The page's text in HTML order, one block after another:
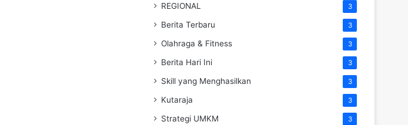
REGIONAL 3
Berita Terbaru 3
Olahraga & Fitness 3
Berita Hari Ini 3
Skill yang Menghasilkan 3
Kutaraja 3
Strategi UMKM 3